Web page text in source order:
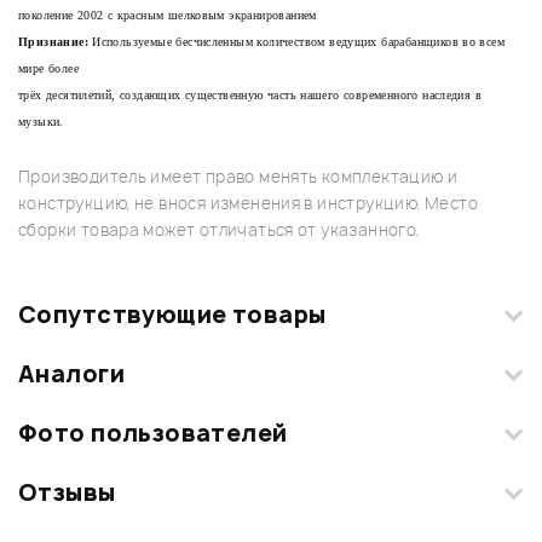
поколение 2002 с красным шелковым экранированием
Признание:Используемые бесчисленным количеством ведущих барабанщиков во всем
мире более
трёх десятилетий, создающих существенную часть нашего современного наследия в
музыки.
Производитель имеет право менять комплектацию и
конструкцию, не внося изменения в инструкцию. Место
сборки товара может отличаться от указанного.
Сопутствующие товары
Аналоги
Фото пользователей
Загрузите свои фотографии купленного товара и получите
Отзывы